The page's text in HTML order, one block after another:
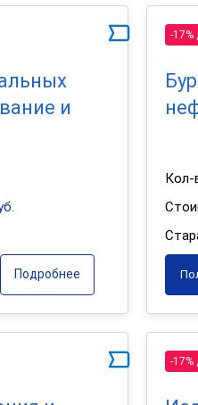
и
Подробнее
-17%
Кол-
-17%